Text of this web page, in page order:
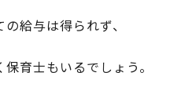
給与は得られず、
育士もいるでしょう。